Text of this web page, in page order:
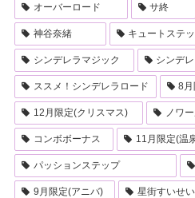
オーバーロード サ終
神谷奈緒 キュートステ
シンデレラマジック シンデ
ススメ！シンデレラロード 8
12月限定(クリスマス) ノワ
コンボボーナス 11月限定(温
パッションステップ
9月限定(アニバ) 星街すいせい